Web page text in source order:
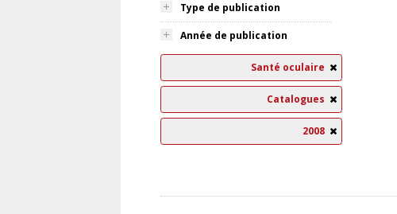
Type de publication
Année de publication
Santé oculaire
Catalogues
2008